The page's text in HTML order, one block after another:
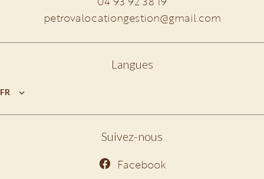
petrovalocationgestion@gmail.com
Langues
FR
Suivez-nous
Facebook